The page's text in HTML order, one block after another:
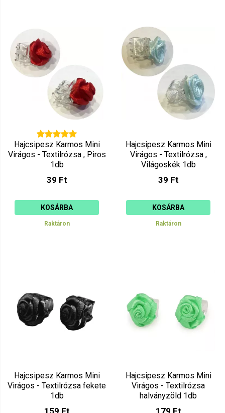
Hajcsipesz Karmos Mini
Virágos - Textilrózsa , Piros
1db
39 Ft
KOSÁRBA
Raktáron
Hajcsipesz Karmos Mini
Virágos - Textilrózsa ,
Világoskék 1db
39 Ft
KOSÁRBA
Raktáron
Hajcsipesz Karmos Mini
Virágos - Textilrózsa fekete
1db
159 Ft
Hajcsipesz Karmos Mini
Virágos - Textilrózsa
halványzöld 1db
179 Ft